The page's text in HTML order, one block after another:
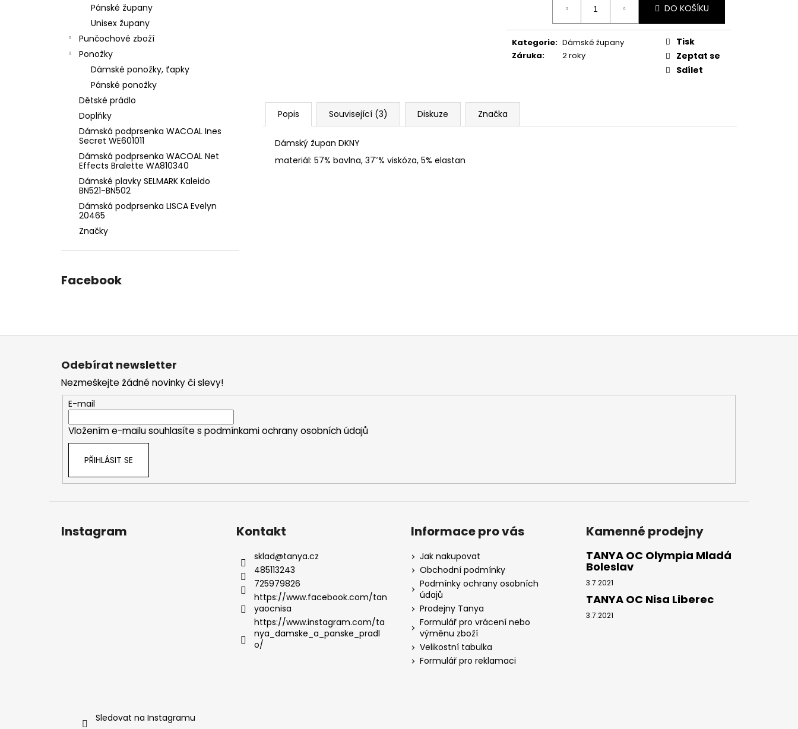
Pánské župany
Unisex župany
Punčochové zboží
Ponožky
Dámské ponožky, ťapky
Pánské ponožky
Dětské prádlo
Doplňky
Dámská podprsenka WACOAL Ines
Secret WE601011
Dámská podprsenka WACOAL Net
Effects Bralette WA810340
Dámské plavky SELMARK Kaleido
BN521-BN502
Dámská podprsenka LISCA Evelyn
20465
Značky
Facebook
DO KOŠÍKU
Kategorie: Dámské župany
Záruka: 2 roky
Tisk
Zeptat se
Sdílet
Popis Související (3) Diskuze Značka
Dámský župan DKNY
materiál: 57% bavlna, 37ˇ% viskóza, 5% elastan
Z
Odebírat newsletter
Nezmeškejte žádné novinky či slevy!
E-mail
Vložením e-mailu souhlasíte s podmínkami ochrany osobních údajů
PŘIHLÁSIT SE
Instagram
Sledovat na Instagramu
Kontakt
sklad@tanya.cz
485113243
725979826
https://www.facebook.com/tan
yaocnisa
https://www.instagram.com/ta
nya_damske_a_panske_pradl
o/
Informace pro vás
Jak nakupovat
Obchodní podmínky
Podmínky ochrany osobních
údajů
Prodejny Tanya
Formulář pro vrácení nebo
výměnu zboží
Velikostní tabulka
Formulář pro reklamaci
Kamenné prodejny
TANYA OC Olympia Mladá
Boleslav
3.7.2021
TANYA OC Nisa Liberec
3.7.2021